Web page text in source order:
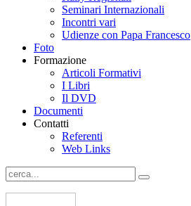
Seminari Internazionali
Incontri vari
Udienze con Papa Francesco
Foto
Formazione
Articoli Formativi
I Libri
Il DVD
Documenti
Contatti
Referenti
Web Links